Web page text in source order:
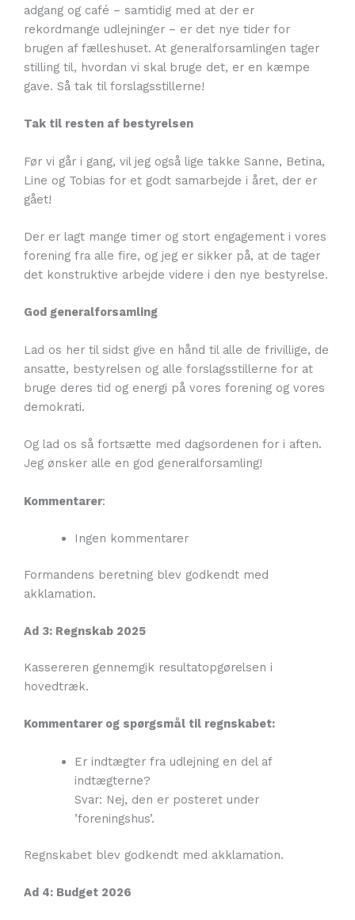
adgang og café – samtidig med at der er
rekordmange udlejninger – er det nye tider for
brugen af fælleshuset. At generalforsamlingen tager
stilling til, hvordan vi skal bruge det, er en kæmpe
gave. Så tak til forslagsstillerne!
Tak til resten af bestyrelsen
Før vi går i gang, vil jeg også lige takke Sanne, Betina,
Line og Tobias for et godt samarbejde i året, der er
gået!
Der er lagt mange timer og stort engagement i vores
forening fra alle fire, og jeg er sikker på, at de tager
det konstruktive arbejde videre i den nye bestyrelse.
God generalforsamling
Lad os her til sidst give en hånd til alle de frivillige, de
ansatte, bestyrelsen og alle forslagsstillerne for at
bruge deres tid og energi på vores forening og vores
demokrati.
Og lad os så fortsætte med dagsordenen for i aften.
Jeg ønsker alle en god generalforsamling!
Kommentarer:
Ingen kommentarer
Formandens beretning blev godkendt med
akklamation.
Ad 3: Regnskab 2025
Kassereren gennemgik resultatopgørelsen i
hovedtræk.
Kommentarer og spørgsmål til regnskabet:
Er indtægter fra udlejning en del af
indtægterne?
Svar: Nej, den er posteret under
’foreningshus’.
Regnskabet blev godkendt med akklamation.
Ad 4: Budget 2026